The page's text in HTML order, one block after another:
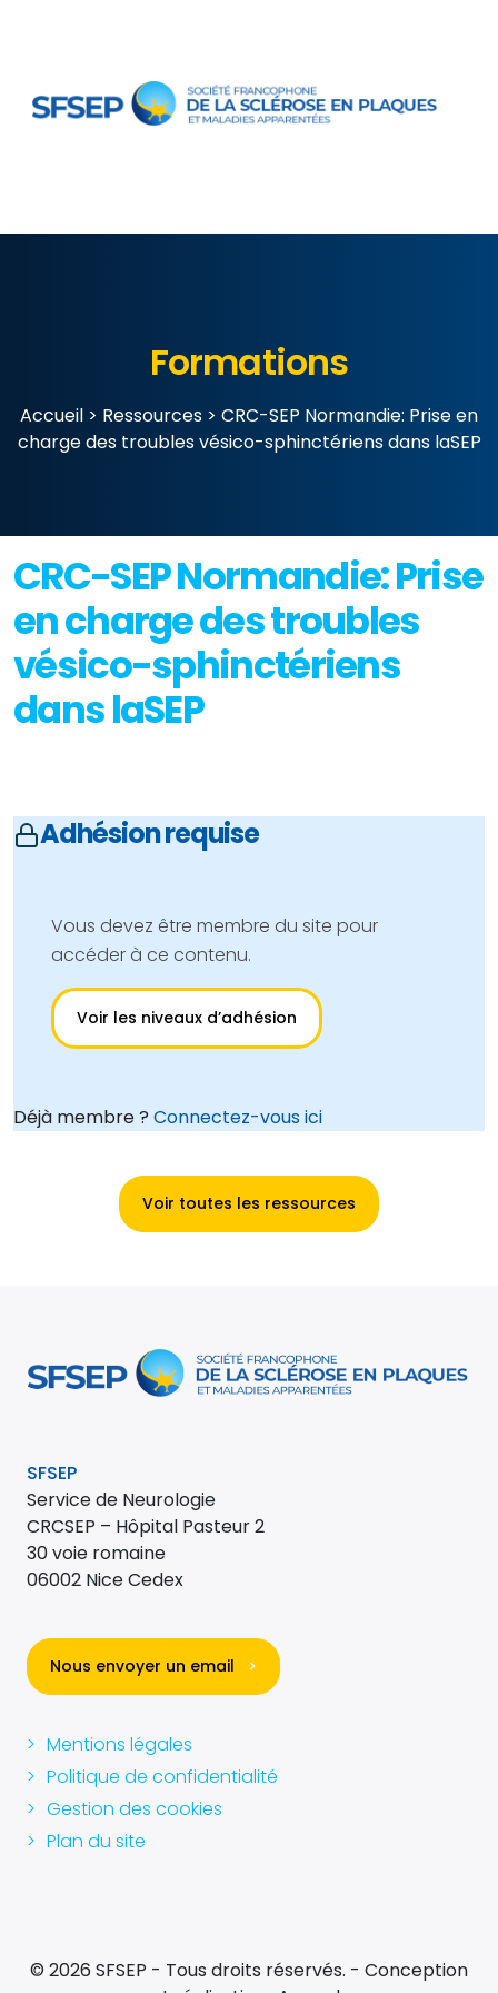
Formations
Accueil > Ressources > CRC-SEP Normandie: Prise en
charge des troubles vésico-sphinctériens dans laSEP
CRC-SEP Normandie: Prise
en charge des troubles
vésico-sphinctériens
dans laSEP
Adhésion requise
Vous devez être membre du site pour
accéder à ce contenu.
Voir les niveaux d’adhésion
Déjà membre ? Connectez-vous ici
Voir toutes les ressources
SFSEP
Service de Neurologie
CRCSEP – Hôpital Pasteur 2
30 voie romaine
06002 Nice Cedex
Nous envoyer un email >
Mentions légales
Politique de confidentialité
Gestion des cookies
Plan du site
© 2026 SFSEP - Tous droits réservés. - Conception